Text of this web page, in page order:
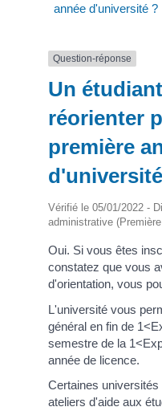
année d'université ?
Question-réponse
Un
réorienter
première
Vérifié le 05/01/2022 -
administrative
Oui. Si vous êtes
constatez que vous
d'orientation, vous
L'université vous
général en fin de
semestre de la
année de licence.
Certaines
ateliers d'aide aux